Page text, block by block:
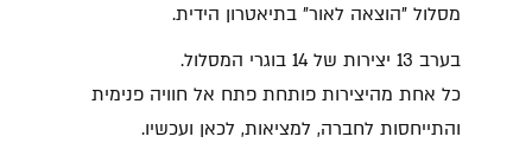
מסלול "הוצאה לאור" בתיאטרון הידית.
בערב 13 יצירות של 14 בוגרי המסלול.
כל אחת מהיצירות פותחת פתח אל חוויה פנימית
והתייחסות לחברה, למציאות, לכאן ועכשיו.